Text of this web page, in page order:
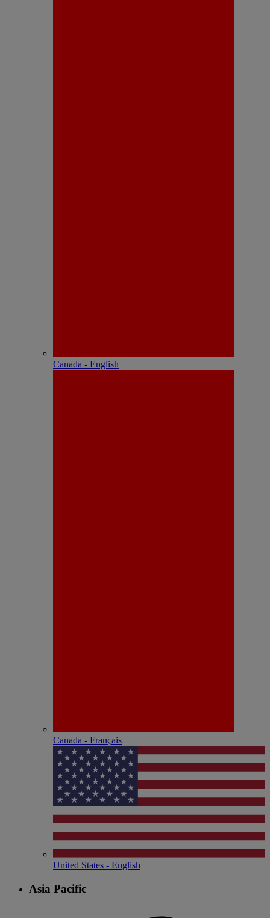
Canada - English
Canada - Français
United States - English
Asia Pacific